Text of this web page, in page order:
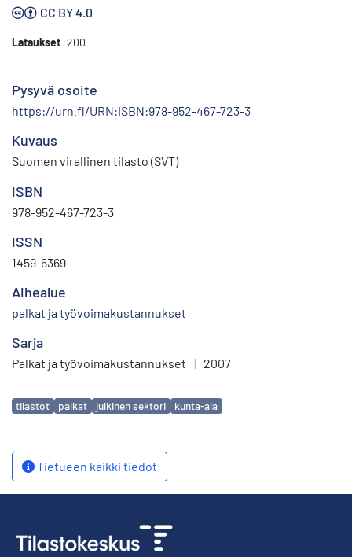
CC BY 4.0
Lataukset 200
Pysyvä osoite
https://urn.fi/URN:ISBN:978-952-467-723-3
Kuvaus
Suomen virallinen tilasto (SVT)
ISBN
978-952-467-723-3
ISSN
1459-6369
Aihealue
palkat ja työvoimakustannukset
Sarja
Palkat ja työvoimakustannukset | 2007
Avainsanat
tilastot palkat julkinen sektori kunta-ala
Tietueen kaikki tiedot